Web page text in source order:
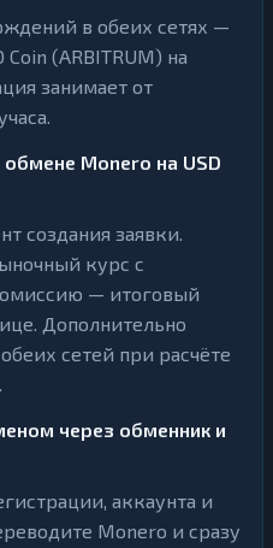
в обеих сетях —
(ARBITRUM) на
занимает от
обмене Monero на USD
создания заявки.
курс с
— итоговый
Дополнительно
сетей при расчёте
через обменник и
аккаунта и
Monero и сразу